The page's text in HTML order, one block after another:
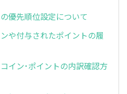
優先順位設定について
や付与されたポイントの履
イン･ポイントの内訳確認方